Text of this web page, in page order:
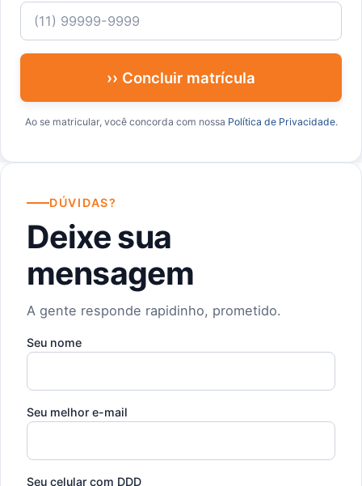
›› Concluir matrícula
Ao se matricular, você concorda com nossa Política de Privacidade.
DÚVIDAS?
Deixe sua
mensagem
A gente responde rapidinho, prometido.
Seu nome
Seu melhor e-mail
Seu celular com DDD